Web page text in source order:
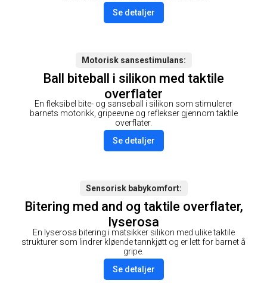
Se detaljer
Motorisk sanse­stimulans
Ball biteball i silikon med taktile
overflater
En fleksibel bite- og sanseball i silikon som stimulerer
barnets motorikk, gripeevne og reflekser gjennom taktile
overflater.
Se detaljer
Sensorisk babykomfort
Bitering med and og taktile overflater,
lyserosa
En lyserosa bitering i matsikker silikon med ulike taktile
strukturer som lindrer kløende tannkjøtt og er lett for barnet å
gripe.
Se detaljer